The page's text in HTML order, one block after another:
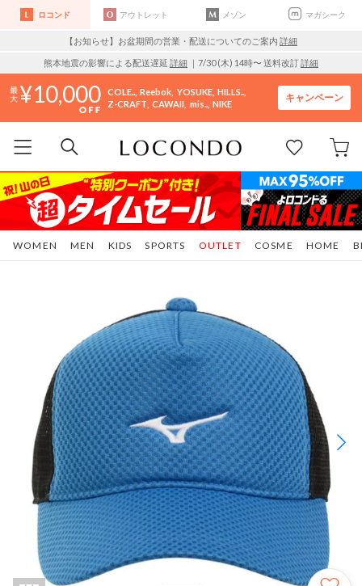
ロコンド アウトレット メゾン マガシーク
【お知らせ】お盆期間の営業・配送についてのご案内 詳細
熊本地震の影響による配送遅延 詳細 ｜7/30 (木) 14時〜 送料改訂詳細
10,000 COLE.. Reebok YOSUKE HILLS..
Z-CRAFT CAWAII mis.. NIKE
キャンペーン
WOMEN MEN KIDS SPORTS COSME HOME
OUTLET